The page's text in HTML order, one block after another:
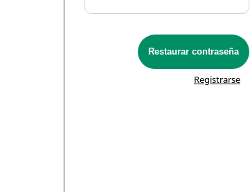
Restaurar contraseña
Registrarse